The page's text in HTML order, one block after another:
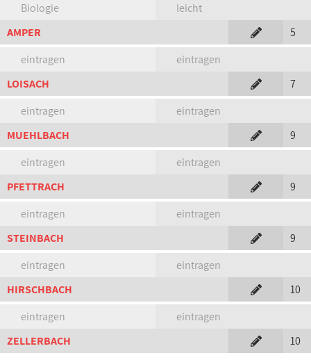
Biologie
leicht
AMPER
5
eintragen
eintragen
LOISACH
7
eintragen
eintragen
MUEHLBACH
9
eintragen
eintragen
PFETTRACH
9
eintragen
eintragen
STEINBACH
9
eintragen
eintragen
HIRSCHBACH
10
eintragen
eintragen
ZELLERBACH
10